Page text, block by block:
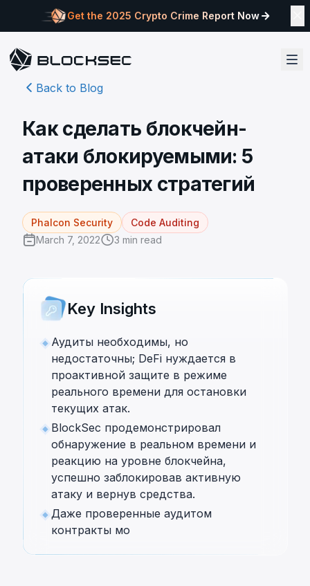
Get the 2025 Crypto Crime Report Now
Back to Blog
Как сделать блокчейн-
атаки блокируемыми: 5
проверенных стратегий
Phalcon Security
Code Auditing
March 7, 2022
3 min read
Key Insights
Аудиты необходимы, но
недостаточны; DeFi нуждается в
проактивной защите в режиме
реального времени для остановки
текущих атак.
BlockSec продемонстрировал
обнаружение в реальном времени и
реакцию на уровне блокчейна,
успешно заблокировав активную
атаку и вернув средства.
Даже проверенные аудитом
контракты мо